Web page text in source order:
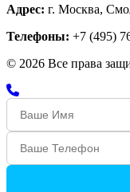
Адрес: г. Москва,
Телефоны: +7 (495)
© 2026 Все права